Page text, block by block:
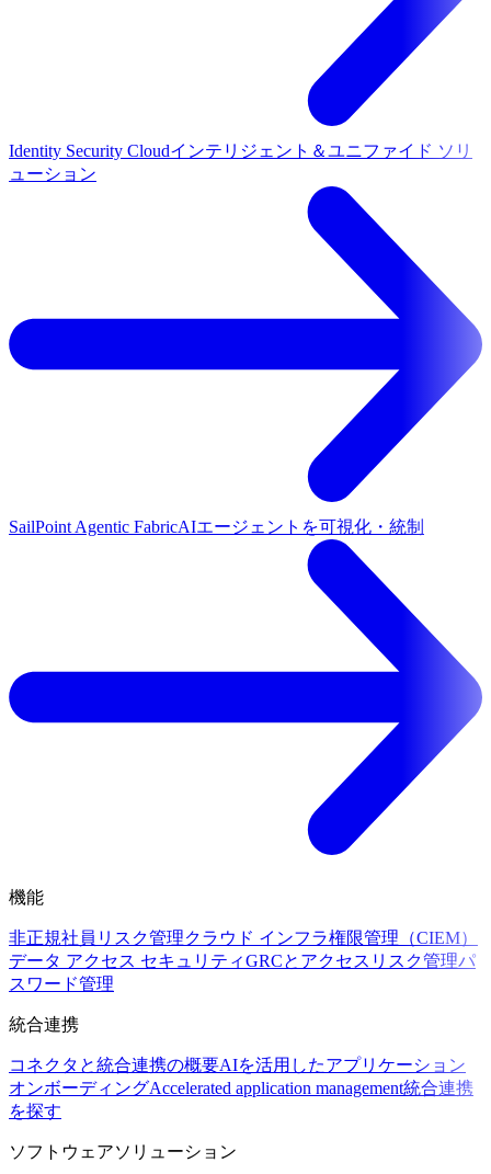
Identity Security Cloudインテリジェント＆ユニファイド ソリ
ューション
SailPoint Agentic FabricAIエージェントを可視化・統制
機能
非正規社員リスク管理クラウド インフラ権限管理（CIEM）
データ アクセス セキュリティGRCとアクセスリスク管理パ
スワード管理
統合連携
コネクタと統合連携の概要AIを活用したアプリケーション
オンボーディングAccelerated application management統合連携
を探す
ソフトウェアソリューション